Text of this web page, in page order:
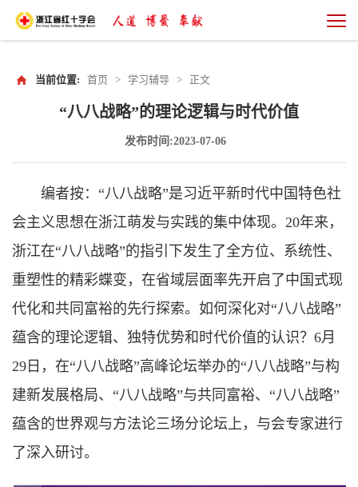
当前位置: 首页 > 学习辅导 > 正文
“八八战略”的理论逻辑与​时代价值
发布时间:2023-07-06
编者按：“八八战略”是习近平新时代中国特色社
会主义思想在浙江萌发与实践的集中体现。20年来，
浙江在“八八战略”的指引下发生了全方位、系统性、
重塑性的精彩蝶变，在省域层面率先开启了中国式现
代化和共同富裕的先行探索。如何深化对“八八战略”
蕴含的理论逻辑、独特优势和时代价值的认识？6月
29日，在“八八战略”高峰论坛举办的“八八战略”与构
建新发展格局、“八八战略”与共同富裕、“八八战略”
蕴含的世界观与方法论三场分论坛上，与会专家进行
了深入研讨。